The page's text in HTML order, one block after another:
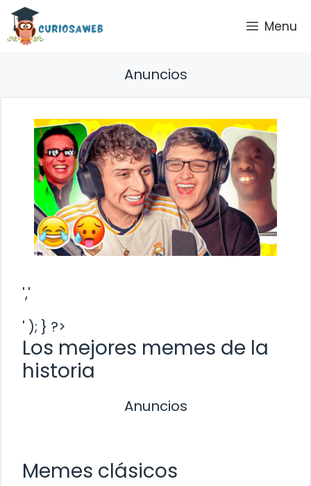
Saltar
contenido
Menu
Anuncios
','
' ); } ?>
Los mejores memes de la
historia
Anuncios
Memes clásicos